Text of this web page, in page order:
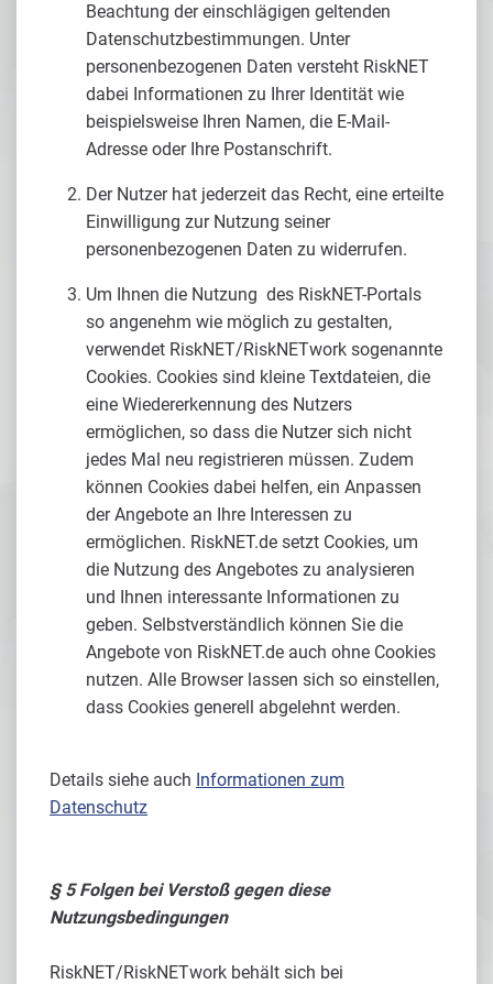
Beachtung der einschlägigen geltenden
Datenschutzbestimmungen. Unter
personenbezogenen Daten versteht RiskNET
dabei Informationen zu Ihrer Identität wie
beispielsweise Ihren Namen, die E-Mail-
Adresse oder Ihre Postanschrift.
Der Nutzer hat jederzeit das Recht, eine erteilte
Einwilligung zur Nutzung seiner
personenbezogenen Daten zu widerrufen.
Um Ihnen die Nutzung des RiskNET-Portals
so angenehm wie möglich zu gestalten,
verwendet RiskNET/RiskNETwork sogenannte
Cookies. Cookies sind kleine Textdateien, die
eine Wiedererkennung des Nutzers
ermöglichen, so dass die Nutzer sich nicht
jedes Mal neu registrieren müssen. Zudem
können Cookies dabei helfen, ein Anpassen
der Angebote an Ihre Interessen zu
ermöglichen. RiskNET.de setzt Cookies, um
die Nutzung des Angebotes zu analysieren
und Ihnen interessante Informationen zu
geben. Selbstverständlich können Sie die
Angebote von RiskNET.de auch ohne Cookies
nutzen. Alle Browser lassen sich so einstellen,
dass Cookies generell abgelehnt werden.
Details siehe auch Informationen zum
Datenschutz
§ 5 Folgen bei Verstoß gegen diese
Nutzungsbedingungen
RiskNET/RiskNETwork behält sich bei